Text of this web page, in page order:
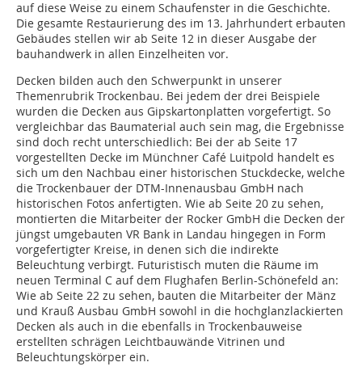
auf diese Weise zu einem Schaufenster in die Geschichte.
Die gesamte Restaurierung des im 13. Jahrhundert erbauten
Gebäudes stellen wir ab Seite 12 in dieser Ausgabe der
bauhandwerk in allen Einzelheiten vor.
Decken bilden auch den Schwerpunkt in unserer
Themenrubrik Trockenbau. Bei jedem der drei Beispiele
wurden die Decken aus Gipskartonplatten vorgefertigt. So
vergleichbar das Baumaterial auch sein mag, die Ergebnisse
sind doch recht unterschiedlich: Bei der ab Seite 17
vorgestellten Decke im Münchner Café Luitpold handelt es
sich um den Nachbau einer historischen Stuckdecke, welche
die Trockenbauer der DTM-Innenausbau GmbH nach
historischen Fotos anfertigten. Wie ab Seite 20 zu sehen,
montierten die Mitarbeiter der Rocker GmbH die Decken der
jüngst umgebauten VR Bank in Landau hingegen in Form
vorgefertigter Kreise, in denen sich die indirekte
Beleuchtung verbirgt. Futuristisch muten die Räume im
neuen Terminal C auf dem Flughafen Berlin-Schönefeld an:
Wie ab Seite 22 zu sehen, bauten die Mitarbeiter der Mänz
und Krauß Ausbau GmbH sowohl in die hochglanzlackierten
Decken als auch in die ebenfalls in Trockenbauweise
erstellten schrägen Leichtbauwände Vitrinen und
Beleuchtungskörper ein.